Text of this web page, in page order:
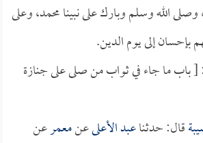
وصلى الله وسلم وبارك على نبينا محمد، وعلى
بإحسان إلى يوم الدين.
[ باب ما جاء في ثواب من صلى على جنازة
قال: حدثناعبد الأعلىعنمعمرعن